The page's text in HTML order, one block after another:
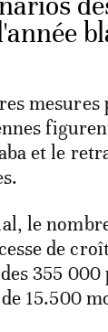
mesures
et le
le
de
355 000
15.500